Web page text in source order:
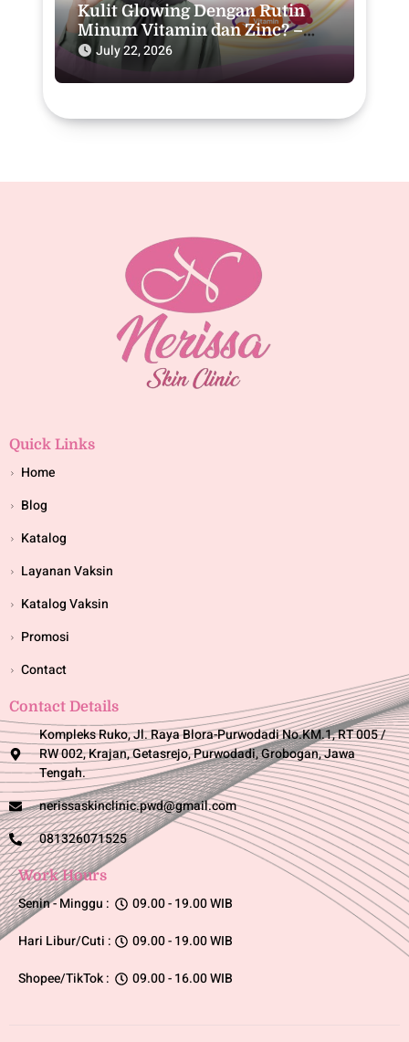
Kulit Glowing Dengan Rutin
Minum Vitamin dan Zinc? –
Purwodadi
July 22, 2026
Quick Links
Home
Blog
Katalog
Layanan Vaksin
Katalog Vaksin
Promosi
Contact
Contact Details
Kompleks Ruko, Jl. Raya Blora-Purwodadi No.KM.1, RT 005 /
RW 002, Krajan, Getasrejo, Purwodadi, Grobogan, Jawa
Tengah.
nerissaskinclinic.pwd@gmail.com
081326071525
Work Hours
Senin - Minggu :
Hari Libur/Cuti :
Shopee/TikTok :
09.00 - 19.00 WIB
09.00 - 19.00 WIB
09.00 - 16.00 WIB